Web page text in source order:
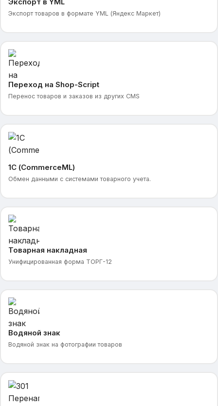
Экспорт товаров в формате YML (Яндекс Маркет)
Переход на Shop-Script
Перенос товаров и заказов из других CMS
1С (CommerceML)
Обмен данными с системами товарного учета.
Товарная накладная
Унифицированная форма ТОРГ-12
Водяной знак
Водяной знак на фотографии товаров